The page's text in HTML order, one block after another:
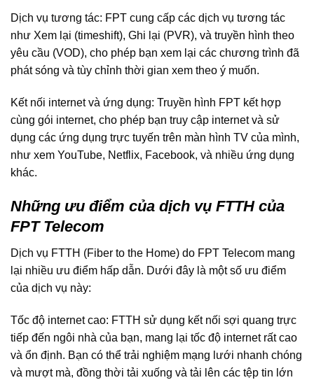
Dịch vụ tương tác: FPT cung cấp các dịch vụ tương tác
như Xem lại (timeshift), Ghi lại (PVR), và truyền hình theo
yêu cầu (VOD), cho phép bạn xem lại các chương trình đã
phát sóng và tùy chỉnh thời gian xem theo ý muốn.
Kết nối internet và ứng dụng: Truyền hình FPT kết hợp
cùng gói internet, cho phép bạn truy cập internet và sử
dụng các ứng dụng trực tuyến trên màn hình TV của mình,
như xem YouTube, Netflix, Facebook, và nhiều ứng dụng
khác.
Những ưu điểm của dịch vụ FTTH của
FPT Telecom
Dịch vụ FTTH (Fiber to the Home) do FPT Telecom mang
lại nhiều ưu điểm hấp dẫn. Dưới đây là một số ưu điểm
của dịch vụ này:
Tốc độ internet cao: FTTH sử dụng kết nối sợi quang trực
tiếp đến ngôi nhà của bạn, mang lại tốc độ internet rất cao
và ổn định. Bạn có thể trải nghiệm mạng lưới nhanh chóng
và mượt mà, đồng thời tải xuống và tải lên các tệp tin lớn